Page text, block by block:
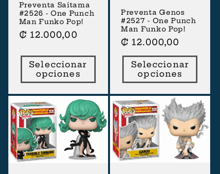
Preventa Saitama
#2526 - One Punch
Man Funko Pop!
Precio
₡ 12.000,00
Seleccionar
opciones
Preventa Genos
#2527 - One Punch
Man Funko Pop!
Precio
habitual
₡ 12.000,00
Seleccionar
opciones